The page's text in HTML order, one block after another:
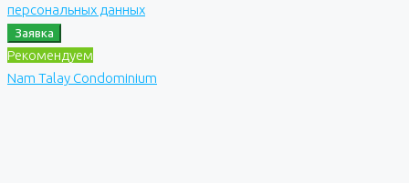
персональных данных
Заявка
Рекомендуем
Nam Talay Condominium